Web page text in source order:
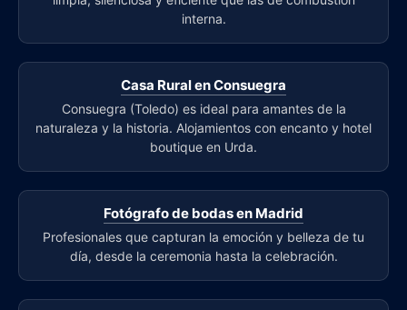
interna.
Casa Rural en Consuegra
Consuegra (Toledo) es ideal para amantes de la
naturaleza y la historia. Alojamientos con encanto y hotel
boutique en Urda.
Fotógrafo de bodas en Madrid
Profesionales que capturan la emoción y belleza de tu
día, desde la ceremonia hasta la celebración.